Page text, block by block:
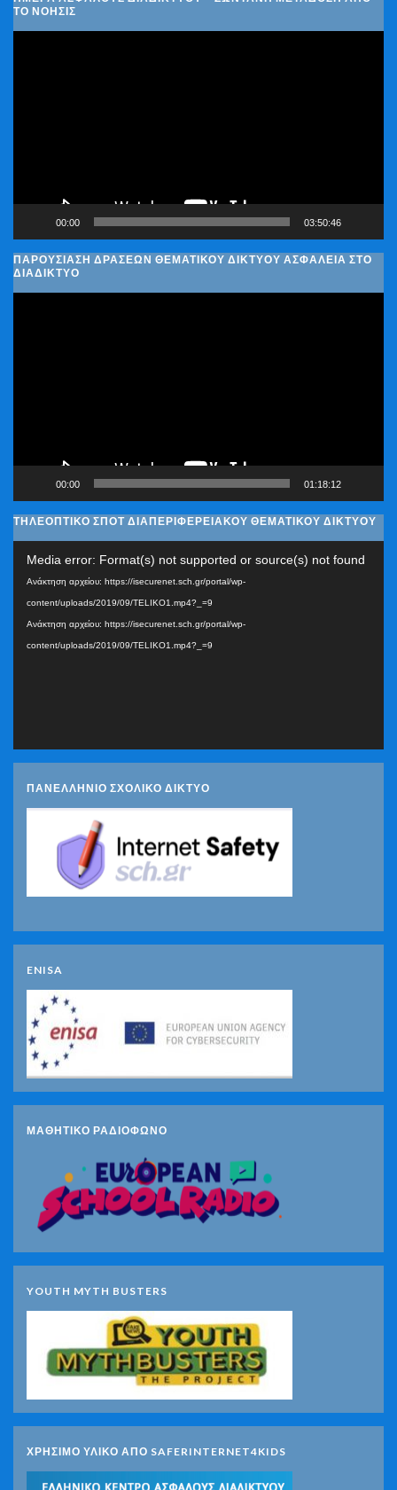
ΤΟ ΝΟΗΣΙΣ
00:00 03:50:46
ΠΑΡΟΥΣΊΑΣΗ ΔΡΆΣΕΩΝ ΘΕΜΑΤΙΚΟΎ ΔΙΚΤΎΟΥ ΑΣΦΆΛΕΙΑ ΣΤΟ
ΔΙΑΔΊΚΤΥΟ
00:00 01:18:12
ΤΗΛΕΟΠΤΙΚΟ ΣΠΟΤ ΔΙΑΠΕΡΙΦΕΡΕΙΑΚΟΥ ΘΕΜΑΤΙΚΟΥ ΔΙΚΤΥΟΥ
Media error: Format(s) not supported or source(s) not found
Ανάκτηση αρχείου: https://isecurenet.sch.gr/portal/wp-
content/uploads/2019/09/TELIKO1.mp4?_=9
Ανάκτηση αρχείου: https://isecurenet.sch.gr/portal/wp-
content/uploads/2019/09/TELIKO1.mp4?_=9
ΠΑΝΕΛΛΗΝΙΟ ΣΧΟΛΙΚΟ ΔΙΚΤΥΟ
ENISA
ΜΑΘΗΤΙΚΟ ΡΑΔΙΟΦΩΝΟ
YOUTH MYTH BUSTERS
ΧΡΗΣΙΜΟ ΥΛΙΚΟ ΑΠΟ SAFERINTERNET4KIDS